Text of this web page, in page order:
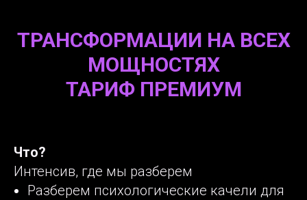
ТРАНСФОРМАЦИИ НА ВСЕХ
МОЩНОСТЯХ
ТАРИФ ПРЕМИУМ
Что?
Интенсив, где мы разберем
Разберем психологические качели для